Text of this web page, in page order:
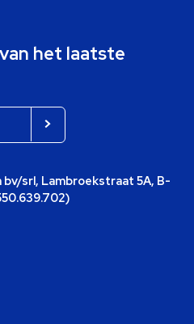
het laatste
srl, Lambroekstraat 5A, B-